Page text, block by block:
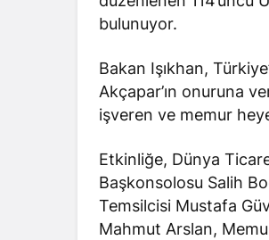
bulunuyor.
Bakan Işıkhan,
Akçapar’ın onuruna
işveren ve memur
Etkinliğe, Dünya
Başkonsolosu Salih
Temsilcisi Mustafa
Mahmut Arslan,